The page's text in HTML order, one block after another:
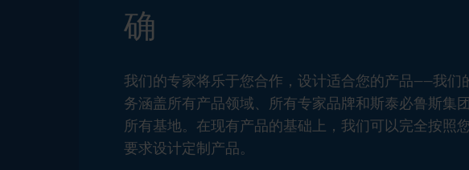
确
我们的专家将乐于您合作，设计适合您的产品——我们
务涵盖所有产品领域、所有专家品牌和斯泰必鲁斯集
所有基地。在现有产品的基础上，我们可以完全按照
要求设计定制产品。